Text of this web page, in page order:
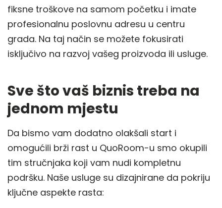
fiksne troškove na samom početku i imate
profesionalnu poslovnu adresu u centru
grada. Na taj način se možete fokusirati
isključivo na razvoj vašeg proizvoda ili usluge.
Sve što vaš biznis treba na
jednom mjestu
Da bismo vam dodatno olakšali start i
omogućili brži rast u QuoRoom-u smo okupili
tim stručnjaka koji vam nudi kompletnu
podršku. Naše usluge su dizajnirane da pokriju
ključne aspekte rasta: